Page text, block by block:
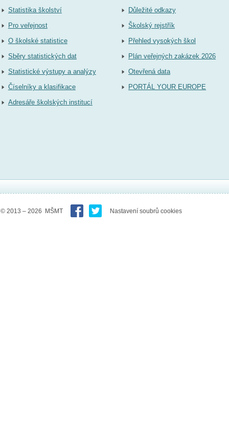
Statistika školství
Pro veřejnost
O školské statistice
Sběry statistických dat
Statistické výstupy a analýzy
Číselníky a klasifikace
Adresáře školských institucí
Důležité odkazy
Školský rejstřík
Přehled vysokých škol
Plán veřejných zakázek 2026
Otevřená data
PORTÁL YOUR EUROPE
© 2013 – 2026 MŠMT Nastavení soubrů cookies